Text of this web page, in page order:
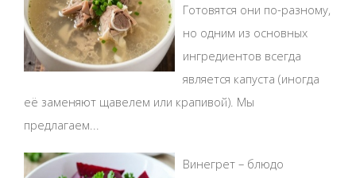
Готовятся они по-разному,
но одним из основных
ингредиентов всегда
является капуста (иногда
её заменяют щавелем или крапивой). Мы
предлагаем...
Винегрет – блюдо